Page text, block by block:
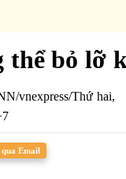
thể bỏ lỡ
vnexpress/Thứ hai,
qua Email